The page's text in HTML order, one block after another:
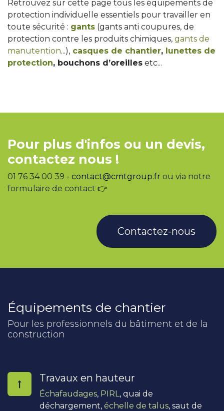
Retrouvez sur cette page tous les équipements de
protection individuelle essentiels pour travailler en
toute sécurité : gants (gants anti coupures, de
protection contre les produits chimiques, gants de
manutention...), casques de chantier, lunettes de
protection, bouchons d’oreilles etc...
Pour plus d'infos ou un devis,
contactez nous !
01 76 34 00 39 - contact@cmtgroup.fr ou via notre
formulaire de contact 👉
Contactez-nous
Équipements de chantier
Pour les professionnels du bâtiment et de la
construction
Travaux en hauteur
Échafaudages, PIRL , quai de
déchargement, échelle de talus, saut de